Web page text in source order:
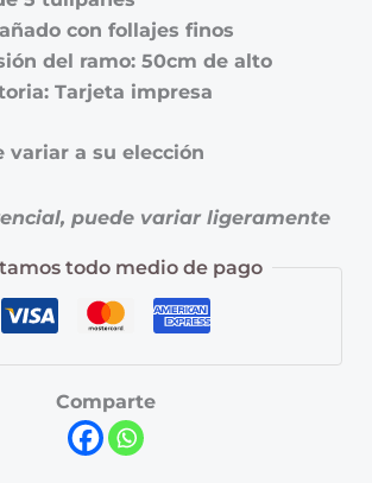
con follajes finos
del ramo: 50cm de alto
Tarjeta impresa
variar a su elección
puede variar ligeramente
todo medio de pago
Comparte